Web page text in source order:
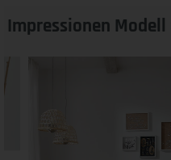
Impressionen Modell